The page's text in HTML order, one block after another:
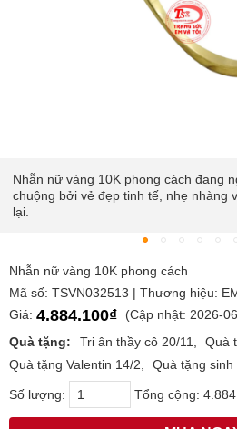
Nhẫn nữ vàng 10K phong cách đang
chuộng bởi vẻ đẹp tinh tế, nhẹ nhàng
lại.
Nhẫn nữ vàng 10K phong cách
Mã số: TSVN032513 | Thương hiệu:
Giá: 4.884.100₫
(Cập nhật: 2026-
Quà tặng:
Tri ân thầy cô 20/11
Quà
Quà tặng Valentin 14/2
Quà tặng
Số lượng: Tổng cộng: